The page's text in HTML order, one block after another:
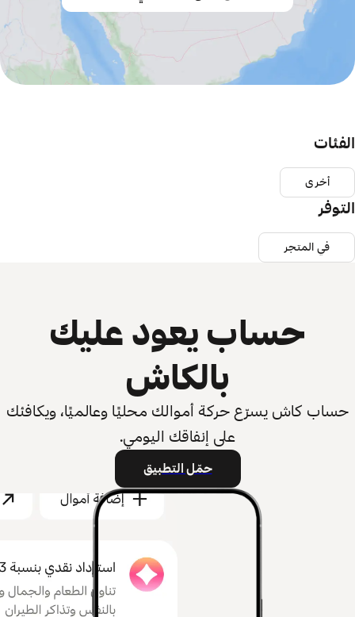
الفئات
أخرى
التوفر
في المتجر
حساب يعود عليك
بالكاش
حساب كاش يسرّع حركة أموالك محليًا وعالميًا، ويكافئك
على إنفاقك اليومي.
حمّل التطبيق